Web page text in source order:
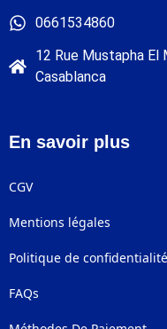
0661534860
12 Rue Mustapha El
Casablanca
En savoir plus
CGV
Mentions légales
Politique de confidentialité
FAQs